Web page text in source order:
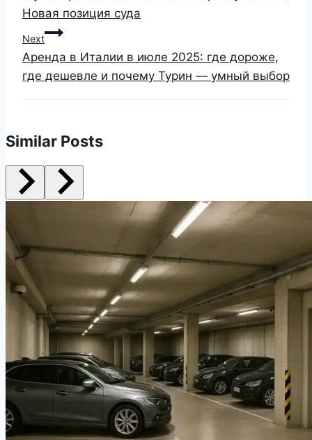
Новая позиция суда
Next
Аренда в Италии в июле 2025: где дороже,
где дешевле и почему Турин — умный выбор
Similar Posts